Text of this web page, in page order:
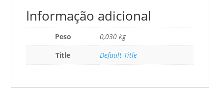
Informação adicional
Peso
0,030 kg
Title
Default Title